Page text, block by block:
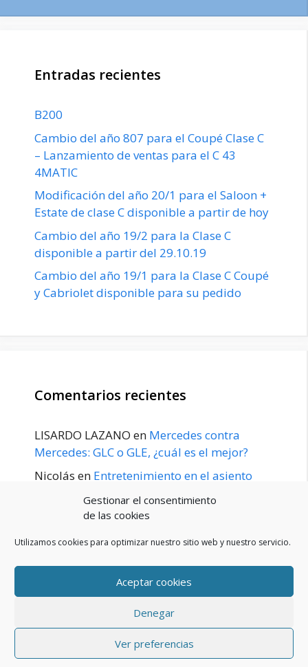
Gestionar el consentimiento
de las cookies
Utilizamos cookies para optimizar nuestro sitio web y nuestro servicio.
Aceptar cookies
Denegar
Ver preferencias
Entradas recientes
B200
Cambio del año 807 para el Coupé Clase C
– Lanzamiento de ventas para el C 43
4MATIC
Modificación del año 20/1 para el Saloon +
Estate de clase C disponible a partir de hoy
Cambio del año 19/2 para la Clase C
disponible a partir del 29.10.19
Cambio del año 19/1 para la Clase C Coupé
y Cabriolet disponible para su pedido
Comentarios recientes
LISARDO LAZANO en Mercedes contra
Mercedes: GLC o GLE, ¿cuál es el mejor?
Nicolás en Entretenimiento en el asiento
principios de 2020
POLÍTICA DE PRIVACIDAD
Política de cookies (UE)
© 2026 Blog De Mercedes-Benz En Español
GeneratePress